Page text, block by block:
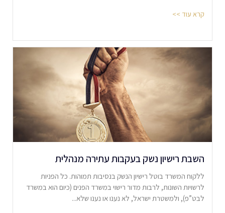
קרא עוד >>
השבת רישיון נשק בעקבות עתירה מנהלית
ללקוח המשרד בוטל רישיון הנשק בנסיבות תמוהות. כל הפניות
לרשויות השונות, לרבות מדור רישוי במשרד הפנים (כיום הוא במשרד
לבט”פ), ולמשטרת ישראל, לא נענו או נענו שלא...